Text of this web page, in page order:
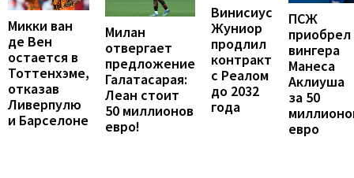
Микки ван
де Вен
остается в
Тоттенхэме,
отказав
Ливерпулю
и Барселоне
Милан
отвергает
предложение
Галатасарая:
Леан стоит
50 миллионов
евро!
Винисиус
Жуниор
продлил
контракт
с Реалом
до 2032
года
ПСЖ
приобрел
вингера
Манеса
Аклиуша
за 50
евро